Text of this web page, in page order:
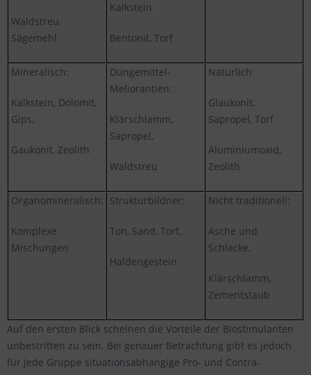
Waldstreu,
Sägemehl
Kalkstein
Bentonit, Torf
Mineralisch:
Kalkstein, Dolomit,
Gips,
Gaukonit, Zeolith
Düngemittel-
Meliorantien:
Klärschlamm,
Sapropel,
Waldstreu
Natürlich
Glaukonit,
Sapropel, Torf
Aluminiumoxid,
Zeolith
Organomineralisch:
Komplexe
Mischungen
Strukturbildner:
Ton, Sand, Torf,
Haldengestein
Nicht traditionell:
Asche und
Schlacke,
Klärschlamm,
Zementstaub
Auf den ersten Blick scheinen die Vorteile der Biostimulanten
unbestritten zu sein. Bei genauer Betrachtung gibt es jedoch
für jede Gruppe situationsabhängige Pro- und Contra-